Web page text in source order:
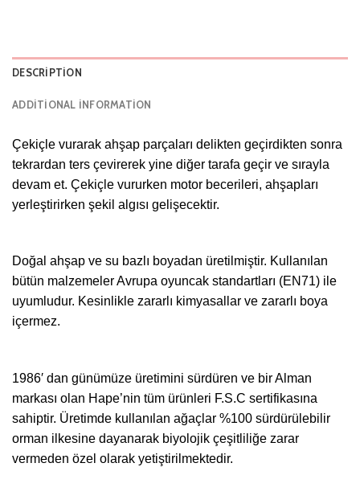
DESCRIPTION
ADDITIONAL INFORMATION
Çekiçle vurarak ahşap parçaları delikten geçirdikten sonra
tekrardan ters çevirerek yine diğer tarafa geçir ve sırayla
devam et. Çekiçle vururken motor becerileri, ahşapları
yerleştirirken şekil algısı gelişecektir.
Doğal ahşap ve su bazlı boyadan üretilmiştir. Kullanılan
bütün malzemeler Avrupa oyuncak standartları (EN71) ile
uyumludur. Kesinlikle zararlı kimyasallar ve zararlı boya
içermez.
1986′ dan günümüze üretimini sürdüren ve bir Alman
markası olan Hape’nin tüm ürünleri F.S.C sertifikasına
sahiptir. Üretimde kullanılan ağaçlar %100 sürdürülebilir
orman ilkesine dayanarak biyolojik çeşitliliğe zarar
vermeden özel olarak yetiştirilmektedir.